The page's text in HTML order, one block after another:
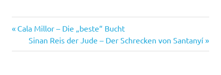
Beitragsnavigation
Vorheriger
Beitrag:
Cala Millor – Die „beste“ Bucht
Nächster
Beitrag:
Sinan Reis der Jude – Der Schrecken von Santanyí